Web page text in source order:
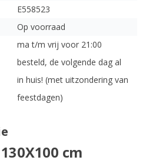
E558523
Op voorraad
ma t/m vrij voor 21:00
besteld, de volgende dag al
in huis! (met uitzondering van
feestdagen)
cm